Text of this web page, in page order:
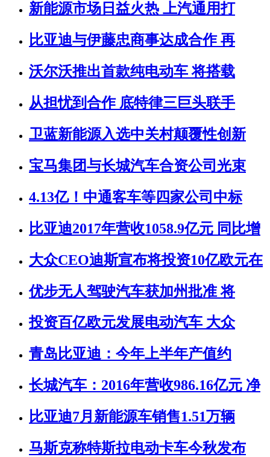
新能源市场日益火热 上汽通用打
比亚迪与伊藤忠商事达成合作 再
沃尔沃推出首款纯电动车 将搭载
从担忧到合作 底特律三巨头联手
卫蓝新能源入选中关村颠覆性创新
宝马集团与长城汽车合资公司光束
4.13亿！中通客车等四家公司中标
比亚迪2017年营收1058.9亿元 同比增
大众CEO迪斯宣布将投资10亿欧元在
优步无人驾驶汽车获加州批准 将
投资百亿欧元发展电动汽车 大众
青岛比亚迪：今年上半年产值约
长城汽车：2016年营收986.16亿元 净
比亚迪7月新能源车销售1.51万辆
马斯克称特斯拉电动卡车今秋发布